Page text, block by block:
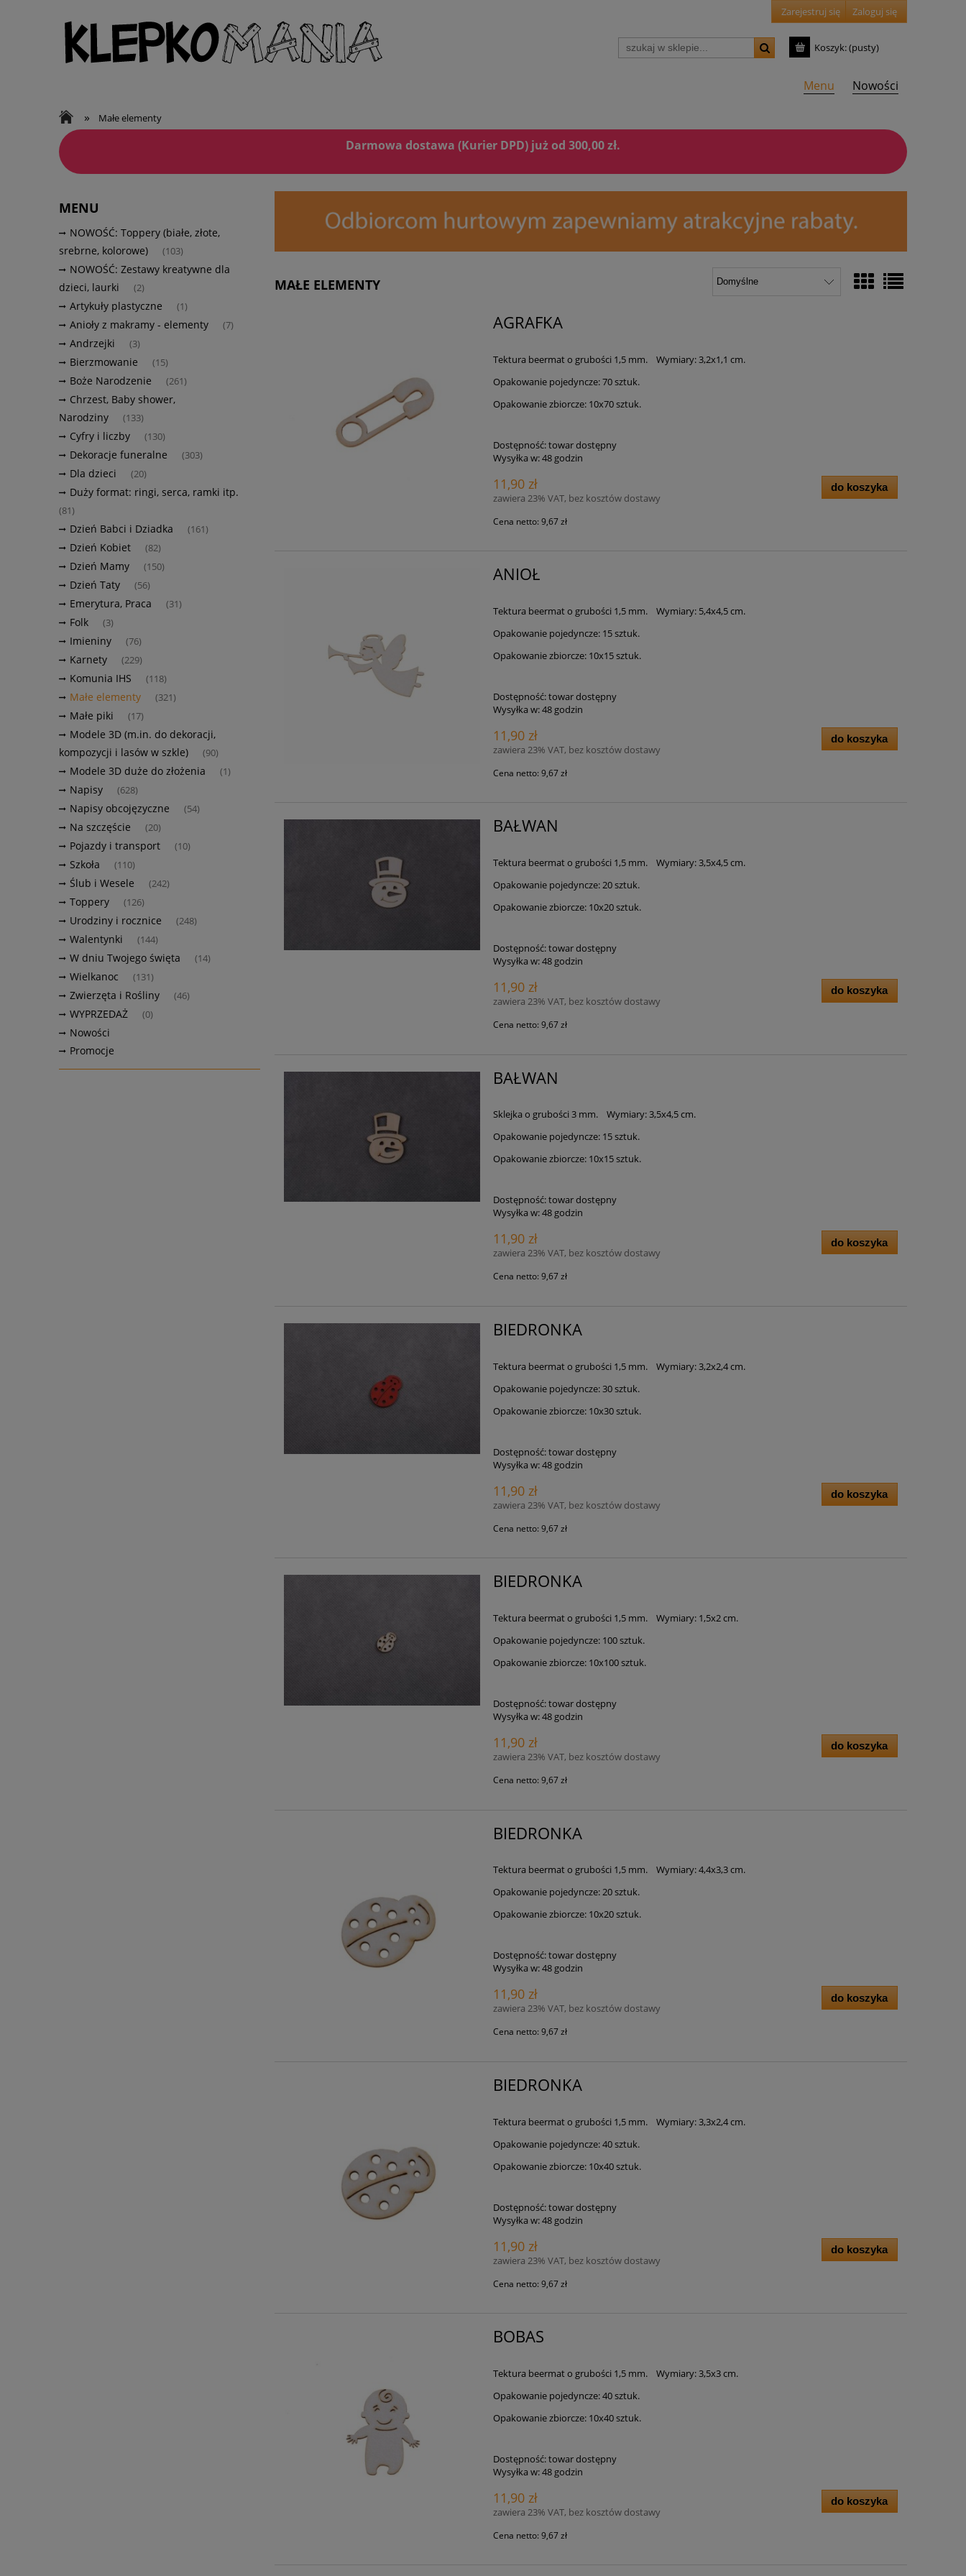
Zarejestruj się Zaloguj się
Koszyk:(pusty)
Menu Nowości
» Małe elementy
Darmowa dostawa (Kurier DPD) już od 300,00 zł.
MENU
NOWOŚĆ: Toppery (białe, złote,
srebrne, kolorowe)
(103)
NOWOŚĆ: Zestawy kreatywne dla
dzieci, laurki
(2)
Artykuły plastyczne (1)
Anioły z makramy - elementy (7)
Andrzejki (3)
Bierzmowanie (15)
Boże Narodzenie (261)
Chrzest, Baby shower,
Narodziny
(133)
Cyfry i liczby (130)
Dekoracje funeralne (303)
Dla dzieci (20)
Duży format: ringi, serca, ramki itp.
(81)
Dzień Babci i Dziadka (161)
Dzień Kobiet (82)
Dzień Mamy (150)
Dzień Taty (56)
Emerytura, Praca (31)
Folk (3)
Imieniny (76)
Karnety (229)
Komunia IHS (118)
Małe elementy (321)
Małe piki (17)
Modele 3D (m.in. do dekoracji,
kompozycji i lasów w szkle)
(90)
Modele 3D duże do złożenia (1)
Napisy (628)
Napisy obcojęzyczne (54)
Na szczęście (20)
Pojazdy i transport (10)
Szkoła (110)
Ślub i Wesele (242)
Toppery (126)
Urodziny i rocznice (248)
Walentynki (144)
W dniu Twojego święta (14)
Wielkanoc (131)
Zwierzęta i Rośliny (46)
WYPRZEDAŻ (0)
Nowości
Promocje
MAŁE ELEMENTY
AGRAFKA
Tektura beermat o grubości 1,5 mm. Wymiary: 3,2x1,1 cm.
Opakowanie pojedyncze: 70 sztuk.
Opakowanie zbiorcze: 10x70 sztuk.
Dostępność:towar dostępny
Wysyłka w:48 godzin
11,90 zł
zawiera 23% VAT, bez kosztów dostawy
Cena netto: 9,67 zł
do koszyka
ANIOŁ
Tektura beermat o grubości 1,5 mm. Wymiary: 5,4x4,5 cm.
Opakowanie pojedyncze: 15 sztuk.
Opakowanie zbiorcze: 10x15 sztuk.
Dostępność:towar dostępny
Wysyłka w:48 godzin
11,90 zł
zawiera 23% VAT, bez kosztów dostawy
Cena netto: 9,67 zł
do koszyka
BAŁWAN
Tektura beermat o grubości 1,5 mm. Wymiary: 3,5x4,5 cm.
Opakowanie pojedyncze: 20 sztuk.
Opakowanie zbiorcze: 10x20 sztuk.
Dostępność:towar dostępny
Wysyłka w:48 godzin
11,90 zł
zawiera 23% VAT, bez kosztów dostawy
Cena netto: 9,67 zł
do koszyka
BAŁWAN
Sklejka o grubości 3 mm. Wymiary: 3,5x4,5 cm.
Opakowanie pojedyncze: 15 sztuk.
Opakowanie zbiorcze: 10x15 sztuk.
Dostępność:towar dostępny
Wysyłka w:48 godzin
11,90 zł
zawiera 23% VAT, bez kosztów dostawy
Cena netto: 9,67 zł
do koszyka
BIEDRONKA
Tektura beermat o grubości 1,5 mm. Wymiary: 3,2x2,4 cm.
Opakowanie pojedyncze: 30 sztuk.
Opakowanie zbiorcze: 10x30 sztuk.
Dostępność:towar dostępny
Wysyłka w:48 godzin
11,90 zł
zawiera 23% VAT, bez kosztów dostawy
Cena netto: 9,67 zł
do koszyka
BIEDRONKA
Tektura beermat o grubości 1,5 mm. Wymiary: 1,5x2 cm.
Opakowanie pojedyncze: 100 sztuk.
Opakowanie zbiorcze: 10x100 sztuk.
Dostępność:towar dostępny
Wysyłka w:48 godzin
11,90 zł
zawiera 23% VAT, bez kosztów dostawy
Cena netto: 9,67 zł
do koszyka
BIEDRONKA
Tektura beermat o grubości 1,5 mm. Wymiary: 4,4x3,3 cm.
Opakowanie pojedyncze: 20 sztuk.
Opakowanie zbiorcze: 10x20 sztuk.
Dostępność:towar dostępny
Wysyłka w:48 godzin
11,90 zł
zawiera 23% VAT, bez kosztów dostawy
Cena netto: 9,67 zł
do koszyka
BIEDRONKA
Tektura beermat o grubości 1,5 mm. Wymiary: 3,3x2,4 cm.
Opakowanie pojedyncze: 40 sztuk.
Opakowanie zbiorcze: 10x40 sztuk.
Dostępność:towar dostępny
Wysyłka w:48 godzin
11,90 zł
zawiera 23% VAT, bez kosztów dostawy
Cena netto: 9,67 zł
do koszyka
BOBAS
Tektura beermat o grubości 1,5 mm. Wymiary: 3,5x3 cm.
Opakowanie pojedyncze: 40 sztuk.
Opakowanie zbiorcze: 10x40 sztuk.
Dostępność:towar dostępny
Wysyłka w:48 godzin
11,90 zł
zawiera 23% VAT, bez kosztów dostawy
Cena netto: 9,67 zł
do koszyka